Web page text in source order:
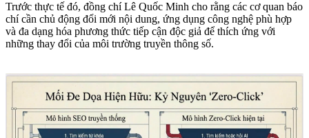
Trước thực tế đó, đồng chí Lê Quốc Minh cho rằng các cơ quan báo
chí cần chủ động đổi mới nội dung, ứng dụng công nghệ phù hợp
và đa dạng hóa phương thức tiếp cận độc giả để thích ứng với
những thay đổi của môi trường truyền thông số.